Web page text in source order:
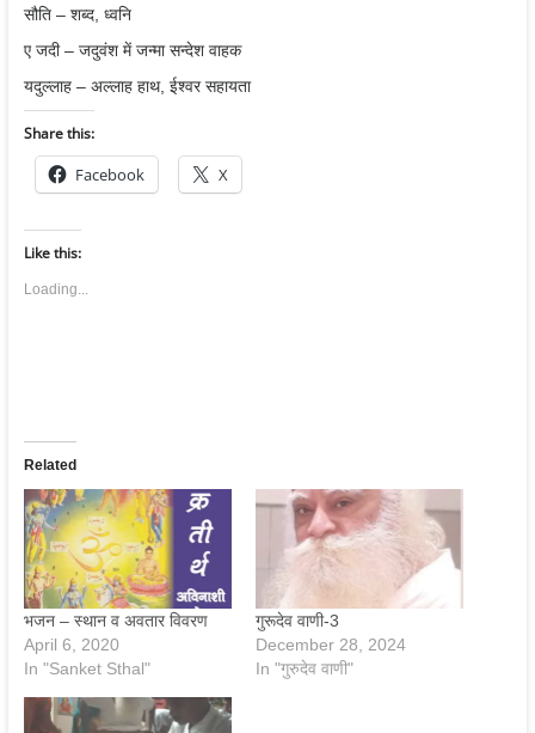
सौति – शब्द, ध्वनि
ए जदी – जदुवंश में जन्मा सन्देश वाहक
यदुल्लाह – अल्लाह हाथ, ईश्वर सहायता
Share this:
Facebook X
Like this:
Loading...
Related
भजन – स्‍थान व अवतार विवरण
April 6, 2020
In "Sanket Sthal"
गुरूदेव वाणी-3
December 28, 2024
In "गुरुदेव वाणी"